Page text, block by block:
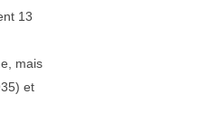
13
mais
et